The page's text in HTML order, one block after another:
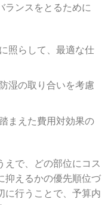
ランスをとるために
照らして、最適な仕
湿の取り合いを考慮
まえた費用対効果の
えで、どの部位にコス
抑えるかの優先順位づ
に行うことで、予算内